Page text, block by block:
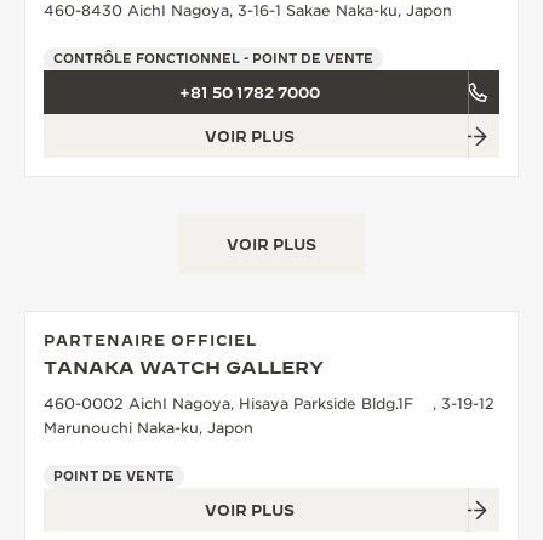
460-8430 AichI Nagoya, 3-16-1 Sakae Naka-ku, Japon
CONTRÔLE FONCTIONNEL - POINT DE VENTE
+81 50 1782 7000
VOIR PLUS
VOIR PLUS
PARTENAIRE OFFICIEL
TANAKA WATCH GALLERY
460-0002 AichI Nagoya, Hisaya Parkside Bldg.1F , 3-19-12
Marunouchi Naka-ku, Japon
POINT DE VENTE
VOIR PLUS